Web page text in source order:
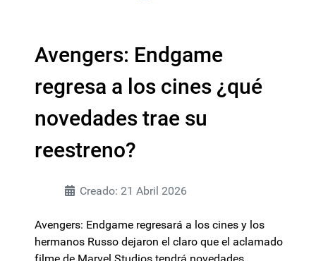
Avengers: Endgame
regresa a los cines ¿qué
novedades trae su
reestreno?
Creado: 21 Abril 2026
Avengers: Endgame regresará a los cines y los
hermanos Russo dejaron el claro que el aclamado